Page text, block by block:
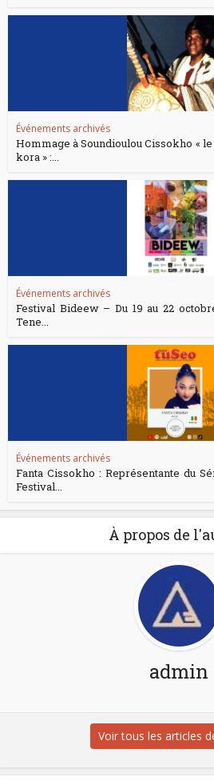
Événements archivés
Hommage à Soundioulou Cissokho «
kora » :...
Événements archivés
Festival Bideew – Du 19 au 22
Tene...
Événements archivés
Fanta Cissokho : Représentante du
Festival...
À propos de
admin
Voir tous les articles